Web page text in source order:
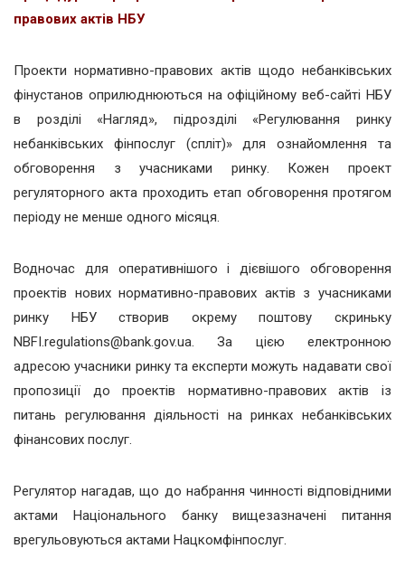
правових актів НБУ
Проекти нормативно-правових актів щодо небанківських
фінустанов оприлюднюються на офіційному веб-сайті НБУ
в розділі «Нагляд», підрозділі «Регулювання ринку
небанківських фінпослуг (спліт)» для ознайомлення та
обговорення з учасниками ринку. Кожен проект
регуляторного акта проходить етап обговорення протягом
періоду не менше одного місяця.
Водночас для оперативнішого і дієвішого обговорення
проектів нових нормативно-правових актів з учасниками
ринку НБУ створив окрему поштову скриньку
NBFI.regulations@bank.gov.ua. За цією електронною
адресою учасники ринку та експерти можуть надавати свої
пропозиції до проектів нормативно-правових актів із
питань регулювання діяльності на ринках небанківських
фінансових послуг.
Регулятор нагадав, що до набрання чинності відповідними
актами Національного банку вищезазначені питання
врегульовуються актами Нацкомфінпослуг.